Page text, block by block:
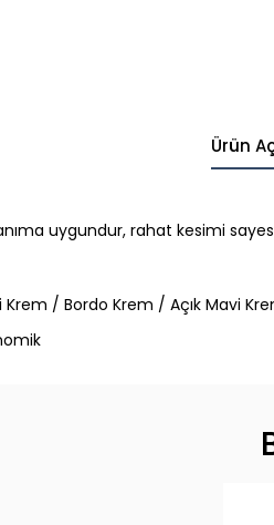
Ürün
uygundur, rahat kesimi
/ Bordo Krem / Açık Mavi